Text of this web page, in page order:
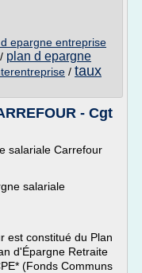
epargne entreprise
plan d epargne
/ taux
- Cgt
salariale Carrefour
salariale
est constitué du Plan
d'Épargne Retraite
(Fonds Communs